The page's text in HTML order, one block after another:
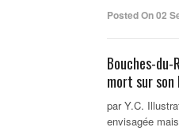
Posted On 02
Bouches-du-
mort sur son
par Y.C.
envisagée